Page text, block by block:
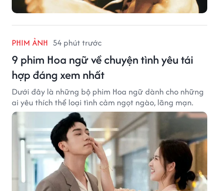
PHIM ẢNH 54 phút trước
9 phim Hoa ngữ về chuyện tình yêu tái
hợp đáng xem nhất
Dưới đây là những bộ phim Hoa ngữ dành cho những
ai yêu thích thể loại tình cảm ngọt ngào, lãng mạn.